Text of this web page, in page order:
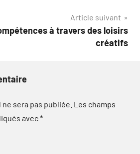
Article suivant
à travers des loisirs
créatifs
sera pas publiée. Les champs
avec*